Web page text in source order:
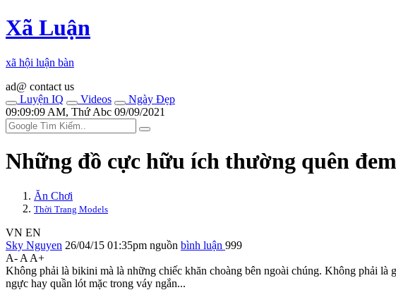
Xã Luận
xã hội luận bàn
ad@ contact us
Luyện IQ
Videos
Ngày Đẹp
09:09:09 AM, Thứ Abc 09/09/2021
Những đồ cực hữu ích thường quên
Ăn Chơi
Thời Trang Models
VN EN
Sky Nguyen 26/04/15 01:35pm nguồn bình luận 999
A- A A+
Không phải là bikini mà là những chiếc khăn choàng bên ngoài chúng. Không phải
ngực hay quầ‌n ló‌t mặc trong váy ngắn...